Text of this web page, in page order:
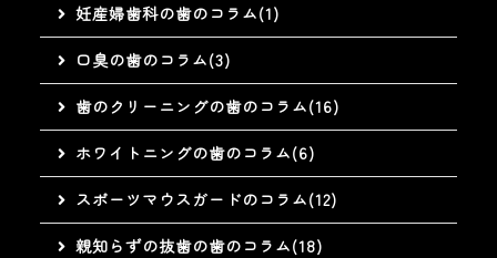
妊産婦歯科の歯のコラム(1)
口臭の歯のコラム(3)
歯のクリーニングの歯のコラム(16)
ホワイトニングの歯のコラム(6)
スポーツマウスガードのコラム(12)
親知らずの抜歯の歯のコラム(18)